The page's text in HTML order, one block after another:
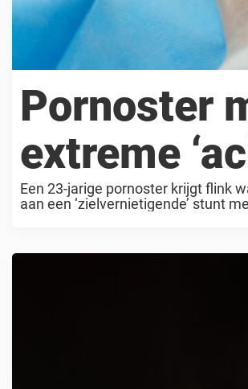
Pornoster
extreme
Een 23-jarige pornoster krijgt flink
aan een ‘zielvernietigende’ stunt